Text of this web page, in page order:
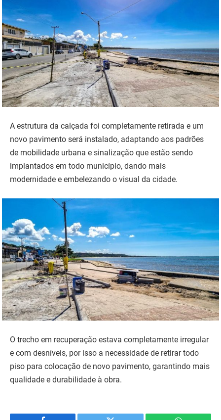
A estrutura da calçada foi completamente retirada e um
novo pavimento será instalado, adaptando aos padrões
de mobilidade urbana e sinalização que estão sendo
implantados em todo município, dando mais
modernidade e embelezando o visual da cidade.
O trecho em recuperação estava completamente irregular
e com desníveis, por isso a necessidade de retirar todo
piso para colocação de novo pavimento, garantindo mais
qualidade e durabilidade à obra.